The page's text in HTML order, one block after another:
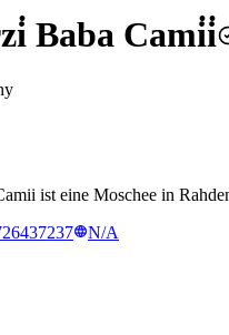
Baba Cami̇i̇
ist eine Moschee in
N/A